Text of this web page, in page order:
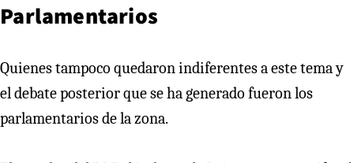
Parlamentarios
Quienes tampoco quedaron indiferentes a este tema y
el debate posterior que se ha generado fueron los
parlamentarios de la zona.